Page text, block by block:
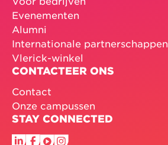
Evenementen
Alumni
Internationale partnerschappen
Vlerick-winkel
CONTACTEER ONS
Contact
Onze campussen
STAY CONNECTED